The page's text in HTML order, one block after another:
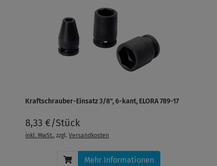
Kraftschrauber-Einsatz 3/8", 6-kant, ELORA 789-17
8,33 €/Stück
inkl. MwSt., zzgl.Versandkosten
Mehr Informationen